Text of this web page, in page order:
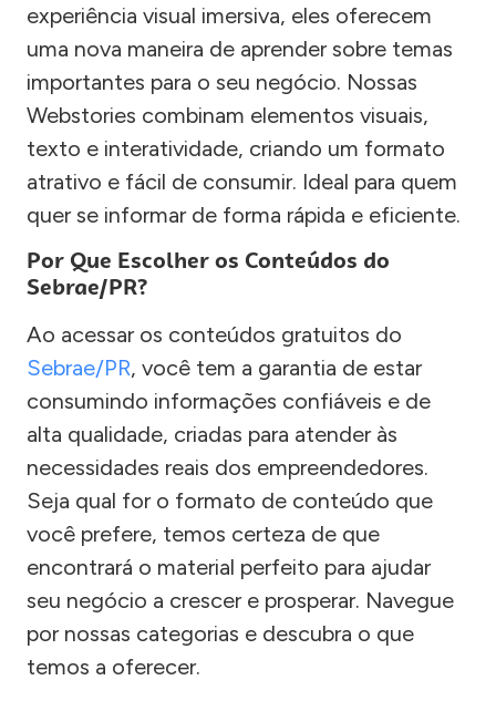
experiência visual imersiva, eles oferecem
uma nova maneira de aprender sobre temas
importantes para o seu negócio. Nossas
Webstories combinam elementos visuais,
texto e interatividade, criando um formato
atrativo e fácil de consumir. Ideal para quem
quer se informar de forma rápida e eficiente.
Por Que Escolher os Conteúdos do
Sebrae/PR?
Ao acessar os conteúdos gratuitos do
Sebrae/PR, você tem a garantia de estar
consumindo informações confiáveis e de
alta qualidade, criadas para atender às
necessidades reais dos empreendedores.
Seja qual for o formato de conteúdo que
você prefere, temos certeza de que
encontrará o material perfeito para ajudar
seu negócio a crescer e prosperar. Navegue
por nossas categorias e descubra o que
temos a oferecer.